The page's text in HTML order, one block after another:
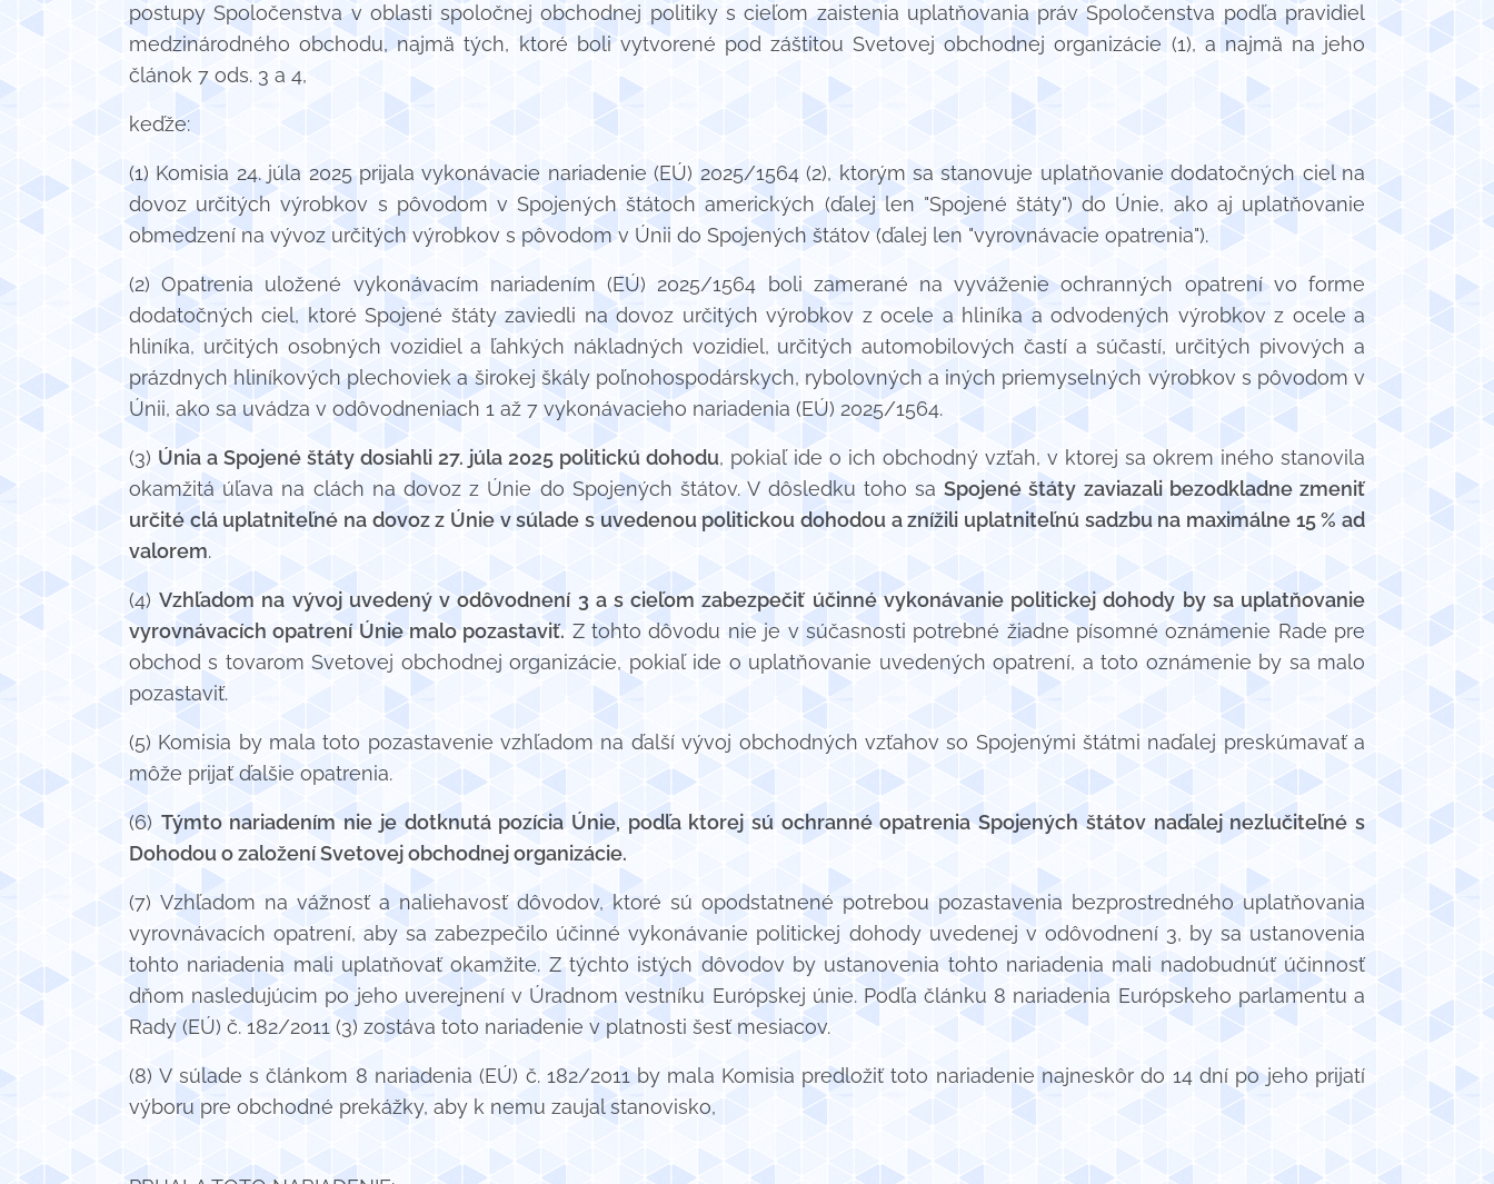
postupy Spoločenstva v oblasti spoločnej obchodnej politiky s cieľom zaistenia uplatňovania práv Spoločenstva podľa pravidiel
medzinárodného obchodu, najmä tých, ktoré boli vytvorené pod záštitou Svetovej obchodnej organizácie (1), a najmä na jeho
článok 7 ods. 3 a 4,
keďže:
(1) Komisia 24. júla 2025 prijala vykonávacie nariadenie (EÚ) 2025/1564 (2), ktorým sa stanovuje uplatňovanie dodatočných ciel na
dovoz určitých výrobkov s pôvodom v Spojených štátoch amerických (ďalej len "Spojené štáty") do Únie, ako aj uplatňovanie
obmedzení na vývoz určitých výrobkov s pôvodom v Únii do Spojených štátov (ďalej len "vyrovnávacie opatrenia").
(2) Opatrenia uložené vykonávacím nariadením (EÚ) 2025/1564 boli zamerané na vyváženie ochranných opatrení vo forme
dodatočných ciel, ktoré Spojené štáty zaviedli na dovoz určitých výrobkov z ocele a hliníka a odvodených výrobkov z ocele a
hliníka, určitých osobných vozidiel a ľahkých nákladných vozidiel, určitých automobilových častí a súčastí, určitých pivových a
prázdnych hliníkových plechoviek a širokej škály poľnohospodárskych, rybolovných a iných priemyselných výrobkov s pôvodom v
Únii, ako sa uvádza v odôvodneniach 1 až 7 vykonávacieho nariadenia (EÚ) 2025/1564.
(3) Únia a Spojené štáty dosiahli 27. júla 2025 politickú dohodu, pokiaľ ide o ich obchodný vzťah, v ktorej sa okrem iného stanovila
okamžitá úľava na clách na dovoz z Únie do Spojených štátov. V dôsledku toho saSpojené štáty zaviazali bezodkladne zmeniť
určité clá uplatniteľné na dovoz z Únie v súlade s uvedenou politickou dohodou aznížili uplatniteľnú sadzbu na maximálne 15 % ad
valorem.
(4)Vzhľadom na vývoj uvedený v odôvodnení 3 a s cieľom zabezpečiť účinné vykonávanie politickej dohody by sa uplatňovanie
vyrovnávacích opatrení Únie malo pozastaviť.Z tohto dôvodu nie je v súčasnosti potrebné žiadne písomné oznámenie Rade pre
obchod s tovarom Svetovej obchodnej organizácie, pokiaľ ide o uplatňovanie uvedených opatrení, a toto oznámenie by sa malo
pozastaviť.
(5) Komisia by mala toto pozastavenie vzhľadom na ďalší vývoj obchodných vzťahov so Spojenými štátmi naďalej preskúmavať a
môže prijať ďalšie opatrenia.
(6) Týmto nariadením nie je dotknutá pozícia Únie, podľa ktorej sú ochranné opatrenia Spojených štátov naďalej nezlučiteľné s
Dohodou o založení Svetovej obchodnej organizácie.
(7) Vzhľadom na vážnosť a naliehavosť dôvodov, ktoré sú opodstatnené potrebou pozastavenia bezprostredného uplatňovania
vyrovnávacích opatrení, aby sa zabezpečilo účinné vykonávanie politickej dohody uvedenej v odôvodnení 3, by sa ustanovenia
tohto nariadenia mali uplatňovať okamžite. Z týchto istých dôvodov by ustanovenia tohto nariadenia mali nadobudnúť účinnosť
dňom nasledujúcim po jeho uverejnení v Úradnom vestníku Európskej únie. Podľa článku 8 nariadenia Európskeho parlamentu a
Rady (EÚ) č. 182/2011 (3) zostáva toto nariadenie v platnosti šesť mesiacov.
(8) V súlade s článkom 8 nariadenia (EÚ) č. 182/2011 by mala Komisia predložiť toto nariadenie najneskôr do 14 dní po jeho prijatí
výboru pre obchodné prekážky, aby k nemu zaujal stanovisko,